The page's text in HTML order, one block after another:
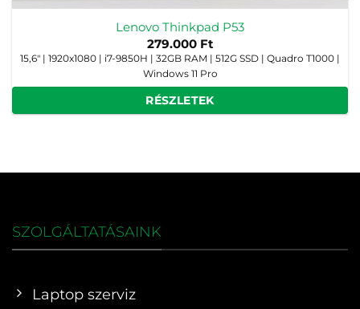
Lenovo Thinkpad P53
279.000 Ft
15,6" | 1920x1080 | i7-9850H | 32GB RAM | 512G SSD | Quadro T1000 |
Windows 11 Pro
RÉSZLETEK
SZOLGÁLTATÁSAINK
Laptop szerviz